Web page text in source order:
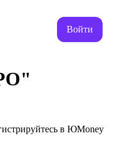
Войти
в ЮMoney